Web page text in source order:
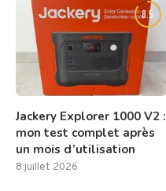
8.5
Jackery Explorer 1000 V2 :
mon test complet après
un mois d’utilisation
8 juillet 2026